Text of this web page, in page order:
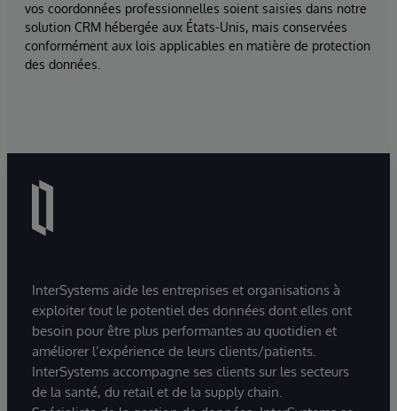
vos coordonnées professionnelles soient saisies dans notre
solution CRM hébergée aux États-Unis, mais conservées
conformément aux lois applicables en matière de protection
des données.
InterSystems aide les entreprises et organisations à
exploiter tout le potentiel des données dont elles ont
besoin pour être plus performantes au quotidien et
améliorer l’expérience de leurs clients/patients.
InterSystems accompagne ses clients sur les secteurs
de la santé, du retail et de la supply chain.